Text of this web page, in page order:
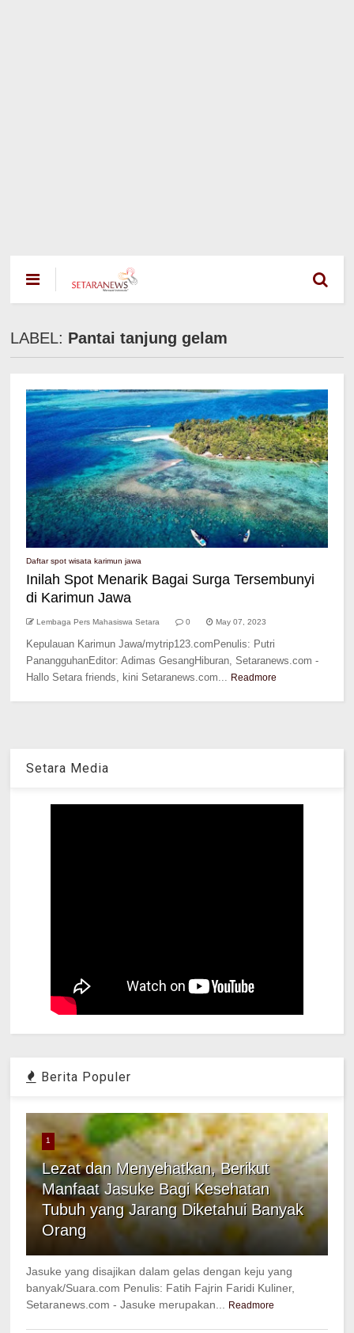
LABEL: Pantai tanjung gelam
Daftar spot wisata karimun jawa
Inilah Spot Menarik Bagai Surga Tersembunyi
di Karimun Jawa
Lembaga Pers Mahasiswa Setara 0 May 07, 2023
Kepulauan Karimun Jawa/mytrip123.comPenulis: Putri
PanangguhanEditor: Adimas GesangHiburan, Setaranews.com -
Hallo Setara friends, kini Setaranews.com... Readmore
Setara Media
Berita Populer
1
Lezat dan Menyehatkan, Berikut
Manfaat Jasuke Bagi Kesehatan
Tubuh yang Jarang Diketahui Banyak
Orang
Jasuke yang disajikan dalam gelas dengan keju yang
banyak/Suara.com Penulis: Fatih Fajrin Faridi Kuliner,
Setaranews.com - Jasuke merupakan...
Readmore